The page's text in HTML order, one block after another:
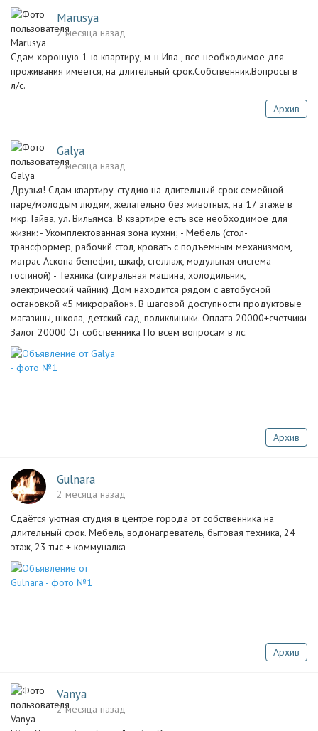
Marusya
2 месяца назад
Сдам хорошую 1-ю квартиру, м-н Ива , все необходимое для
проживания имеется, на длительный срок.Собственник.Вопросы в
л/с.
Архив
Galya
2 месяца назад
Друзья! Сдам квартиру-студию на длительный срок семейной
паре/молодым людям, желательно без животных, на 17 этаже в
мкр. Гайва, ул. Вильямса. В квартире есть все необходимое для
жизни: - Укомплектованная зона кухни; - Мебель (стол-
трансформер, рабочий стол, кровать с подъемным механизмом,
матрас Аскона бенефит, шкаф, стеллаж, модульная система
гостиной) - Техника (стиральная машина, холодильник,
электрический чайник) Дом находится рядом с автобусной
остановкой «5 микрорайон». В шаговой доступности продуктовые
магазины, школа, детский сад, поликлиники. Оплата 20000+счетчики
Залог 20000 От собственника По всем вопросам в лс.
Архив
Gulnara
2 месяца назад
Сдаётся уютная студия в центре города от собственника на
длительный срок. Мебель, водонагреватель, бытовая техника, 24
этаж, 23 тыс + коммуналка
Архив
Vanya
2 месяца назад